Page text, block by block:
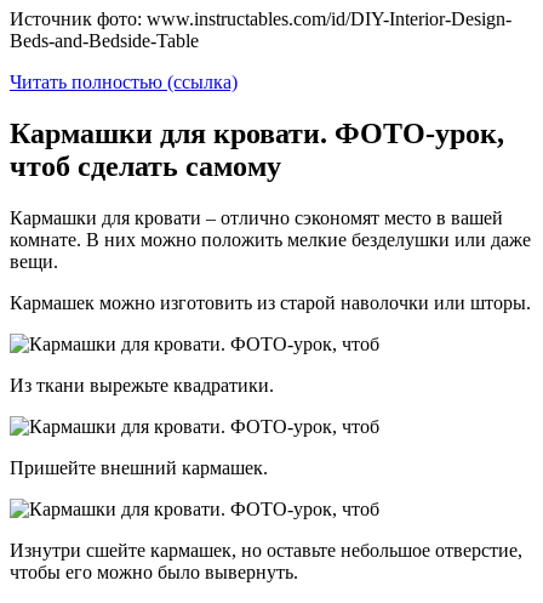
Источник фото: www.instructables.com/id/DIY-Interior-Design-
Beds-and-Bedside-Table
Читать полностью (ссылка)
Кармашки для кровати. ФОТО-урок,
чтоб сделать самому
Кармашки для кровати – отлично сэкономят место в вашей
комнате. В них можно положить мелкие безделушки или даже
вещи.
Кармашек можно изготовить из старой наволочки или шторы.
Из ткани вырежьте квадратики.
Пришейте внешний кармашек.
Изнутри сшейте кармашек, но оставьте небольшое отверстие,
чтобы его можно было вывернуть.